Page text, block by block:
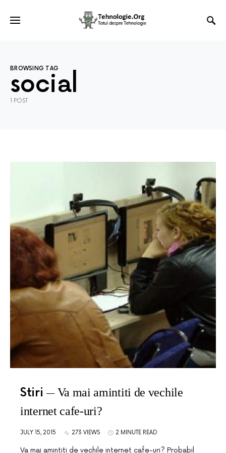
BROWSING TAG
social
1 POST
Stiri
Va mai amintiti de vechile
internet cafe-uri?
JULY 15, 2015 273 VIEWS 2 MINUTE READ
Va mai amintiti de vechile internet cafe-uri? Probabil